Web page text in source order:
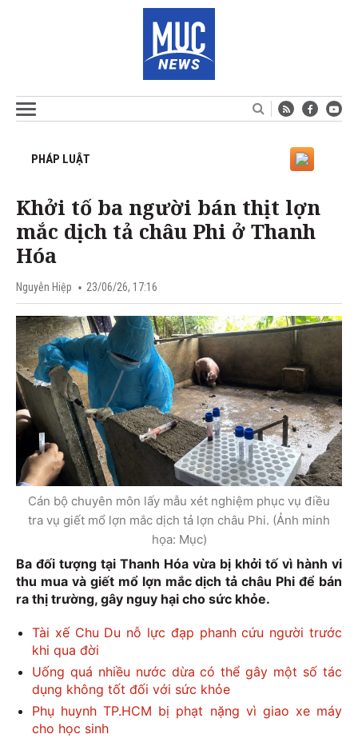
PHÁP LUẬT
Khởi tố ba người bán thịt lợn
mắc dịch tả châu Phi ở Thanh
Hóa
Nguyễn Hiệp 23/06/26, 17:16
Cán bộ chuyên môn lấy mẫu xét nghiệm phục vụ điều
tra vụ giết mổ lợn mắc dịch tả lợn châu Phi. (Ảnh minh
họa: Mục)
Ba đối tượng tại Thanh Hóa vừa bị khởi tố vì hành vi
thu mua và giết mổ lợn mắc dịch tả châu Phi để bán
ra thị trường, gây nguy hại cho sức khỏe.
Tài xế Chu Du nỗ lực đạp phanh cứu người trước
khi qua đời
Uống quá nhiều nước dừa có thể gây một số tác
dụng không tốt đối với sức khỏe
Phụ huynh TP.HCM bị phạt nặng vì giao xe máy
cho học sinh